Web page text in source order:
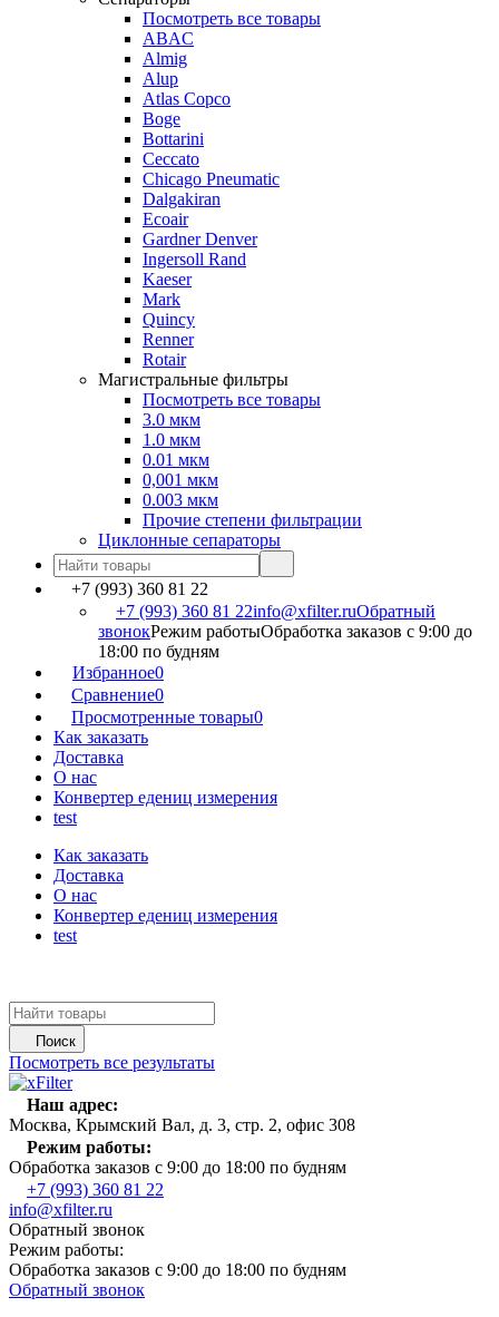
Посмотреть все товары
ABAC
Almig
Alup
Atlas Copco
Boge
Bottarini
Ceccato
Chicago Pneumatic
Dalgakiran
Ecoair
Gardner Denver
Ingersoll Rand
Kaeser
Mark
Quincy
Renner
Rotair
Магистральные фильтры
Посмотреть все товары
3.0 мкм
1.0 мкм
0.01 мкм
0,001 мкм
0.003 мкм
Прочие степени фильтрации
Циклонные сепараторы
+7 (993) 360 81 22
+7 (993) 360 81 22info@xfilter.ruОбратный
звонокРежим работыОбработка заказов с 9:00 до
18:00 по будням
Избранное0
Сравнение0
Просмотренные товары0
Как заказать
Доставка
О нас
Конвертер едениц измерения
test
Как заказать
Доставка
О нас
Конвертер едениц измерения
test
Поиск
Посмотреть все результаты
Наш адрес:
Москва, Крымский Вал, д. 3, стр. 2, офис 308
Режим работы:
Обработка заказов с 9:00 до 18:00 по будням
+7 (993) 360 81 22
info@xfilter.ru
Обратный звонок
Режим работы:
Обработка заказов с 9:00 до 18:00 по будням
Обратный звонок